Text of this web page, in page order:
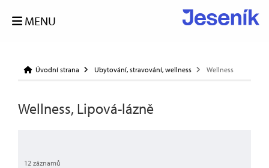
MENU
Úvodní strana Ubytování, stravování, wellness Wellness
Wellness, Lipová-lázně
12 záznamů